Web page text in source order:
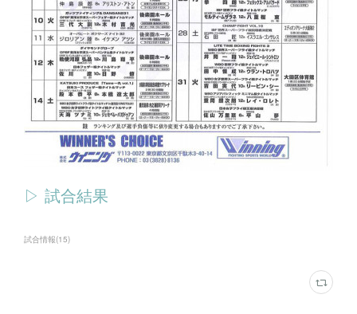
▷ 試合結果
試合情報(15)